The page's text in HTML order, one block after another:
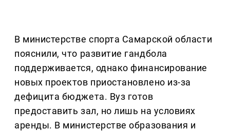
В министерстве спорта Самарской области
пояснили, что развитие гандбола
поддерживается, однако финансирование
новых проектов приостановлено из-за
дефицита бюджета. Вуз готов
предоставить зал, но лишь на условиях
аренды. В министерстве образования и